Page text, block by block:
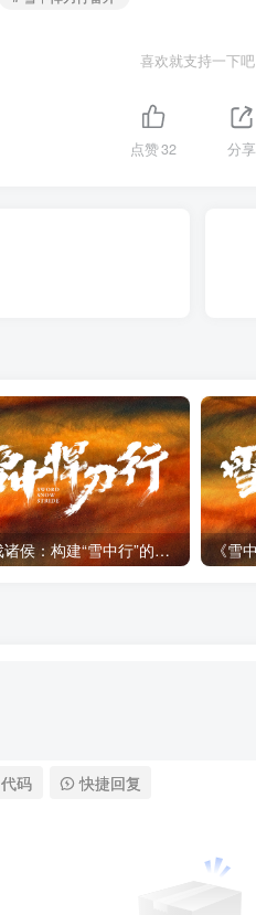
喜欢就支持一下吧
点赞32 分享
烽火戏诸侯：构建“雪中行”的小说世界 《雪
代码 快捷回复